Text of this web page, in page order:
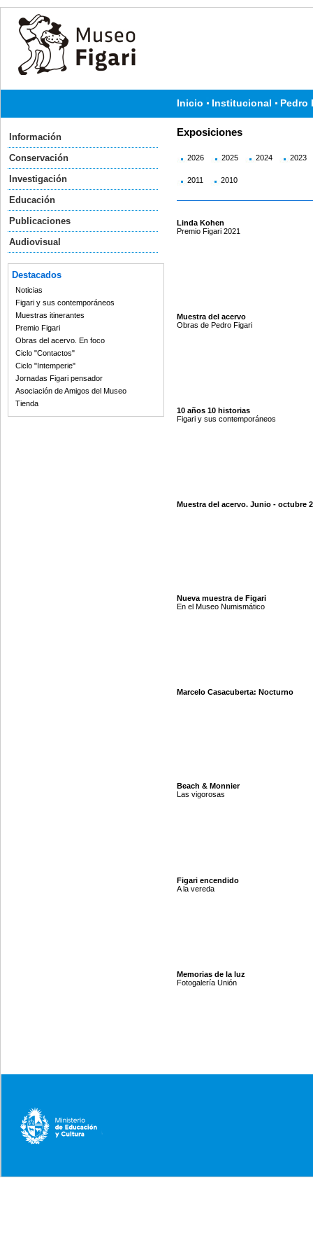
Inicio Institucional Pedro
Información
Conservación
Investigación
Educación
Publicaciones
Audiovisual
Destacados
Noticias
Figari y sus contemporáneos
Muestras itinerantes
Premio Figari
Obras del acervo. En foco
Ciclo "Contactos"
Ciclo "Intemperie"
Jornadas Figari pensador
Asociación de Amigos del Museo
Tienda
Exposiciones
2026 2025 2024 2023
2011 2010
Linda Kohen
Premio Figari 2021
Muestra del acervo
Obras de Pedro Figari
10 años 10 historias
Figari y sus contemporáneos
Muestra del acervo. Junio - octubre
Nueva muestra de Figari
En el Museo Numismático
Marcelo Casacuberta: Nocturno
Beach & Monnier
Las vigorosas
Figari encendido
A la vereda
Memorias de la luz
Fotogalería Unión